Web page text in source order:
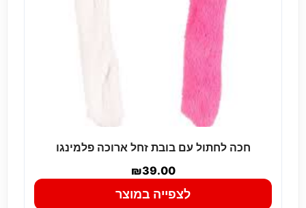
חכה לחתול עם בובת זחל ארוכה פלמינגו
₪39.00
לצפייה במוצר